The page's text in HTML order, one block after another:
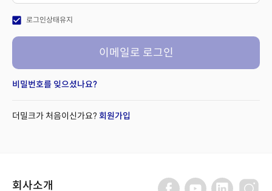
check_box 로그인상태유지
이메일로 로그인
비밀번호를 잊으셨나요?
더밀크가 처음이신가요? 회원가입
회사소개